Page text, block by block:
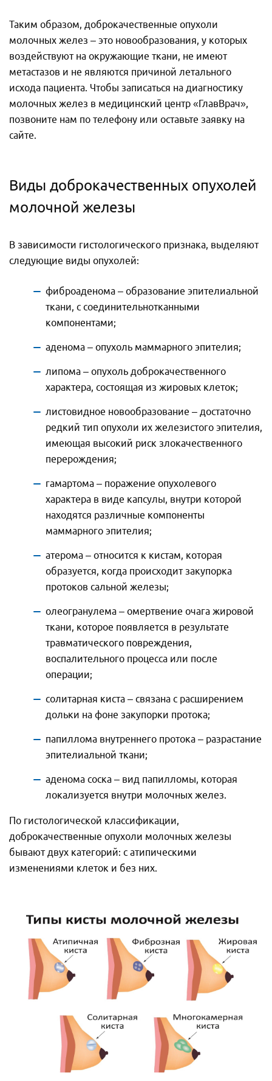
Таким образом, доброкачественные опухоли
молочных желез – это новообразования, у которых
воздействуют на окружающие ткани, не имеют
метастазов и не являются причиной летального
исхода пациента. Чтобы записаться на диагностику
молочных желез в медицинский центр «ГлавВрач»,
позвоните нам по телефону или оставьте заявку на
сайте.
Виды доброкачественных опухолей
молочной железы
В зависимости гистологического признака, выделяют
следующие виды опухолей:
фиброаденома – образование эпителиальной
ткани, с соединительнотканными
компонентами;
аденома – опухоль маммарного эпителия;
липома – опухоль доброкачественного
характера, состоящая из жировых клеток;
листовидное новообразование – достаточно
редкий тип опухоли их железистого эпителия,
имеющая высокий риск злокачественного
перерождения;
гамартома – поражение опухолевого
характера в виде капсулы, внутри которой
находятся различные компоненты
маммарного эпителия;
атерома – относится к кистам, которая
образуется, когда происходит закупорка
протоков сальной железы;
олеогранулема – омертвение очага жировой
ткани, которое появляется в результате
травматического повреждения,
воспалительного процесса или после
операции;
солитарная киста – связана с расширением
дольки на фоне закупорки протока;
папиллома внутреннего протока – разрастание
эпителиальной ткани;
аденома соска – вид папилломы, которая
локализуется внутри молочных желез.
По гистологической классификации,
доброкачественные опухоли молочных железы
бывают двух категорий: с атипическими
изменениями клеток и без них.